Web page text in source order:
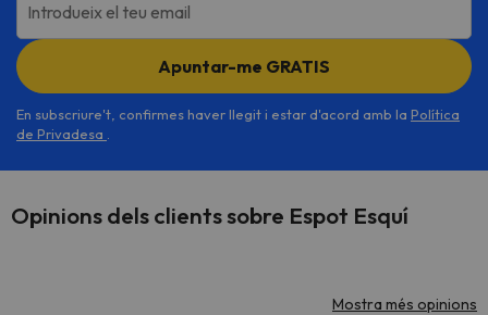
Introdueix el teu email
Apuntar-me GRATIS
En subscriure't, confirmes haver llegit i estar d'acord amb la Política
de Privadesa
Opinions dels clients sobre Espot Esquí
Mostra més opinions